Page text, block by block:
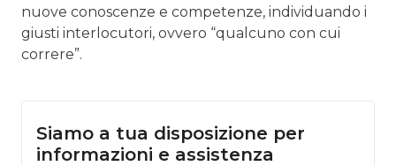
nuove conoscenze e competenze, individuando i
giusti interlocutori, ovvero “qualcuno con cui
correre”.
Siamo a tua disposizione per
informazioni e assistenza